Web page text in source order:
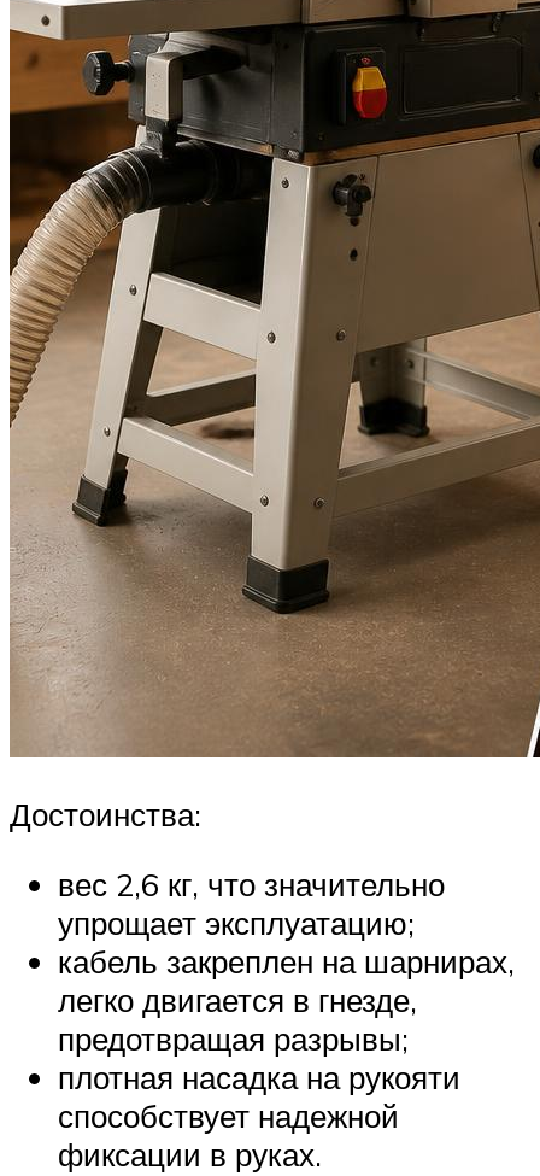
Достоинства:
вес 2,6 кг, что значительно
упрощает эксплуатацию;
кабель закреплен на шарнирах,
легко двигается в гнезде,
предотвращая разрывы;
плотная насадка на рукояти
способствует надежной
фиксации в руках.